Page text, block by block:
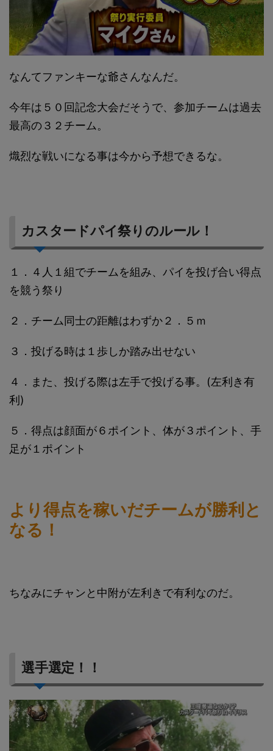
なんてファンキーな爺さんなんだ。
今年は５０回記念大会だそうで、参加チームは過去
最高の３２チーム。
熾烈な戦いになる事は今から予想できるな。
カスタードパイ祭りのルール！
１．４人１組でチームを組み、パイを投げ合い得点
を競う祭り
２．チーム同士の距離はわずか２．５ｍ
３．投げる時は１歩しか踏み出せない
４．また、投げる際は左手で投げる事。(左利き有
利)
５．得点は顔面が６ポイント、体が３ポイント、手
足が１ポイント
より得点を稼いだチームが勝利と
なる！
ちなみにチャンと中附が左利きで有利なのだ。
選手選定！！